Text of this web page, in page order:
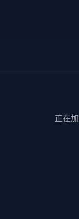
正在